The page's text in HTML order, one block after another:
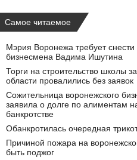
Самое читаемое
Мэрия Воронежа требует
бизнесмена Вадима Ишутина
Торги на строительство школы
области провалились без заявок
Сожительница воронежского
заявила о долге по алиментам
банкротстве
Обанкротилась очередная
Причиной пожара на
быть поджог